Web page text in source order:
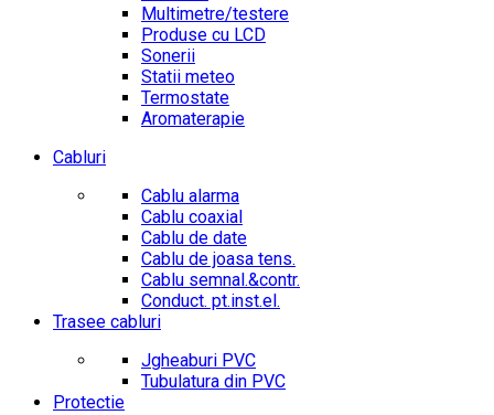
Multimetre/testere
Produse cu LCD
Sonerii
Statii meteo
Termostate
Aromaterapie
Cabluri
Cablu alarma
Cablu coaxial
Cablu de date
Cablu de joasa tens.
Cablu semnal.&contr.
Conduct. pt.inst.el.
Trasee cabluri
Jgheaburi PVC
Tubulatura din PVC
Protectie